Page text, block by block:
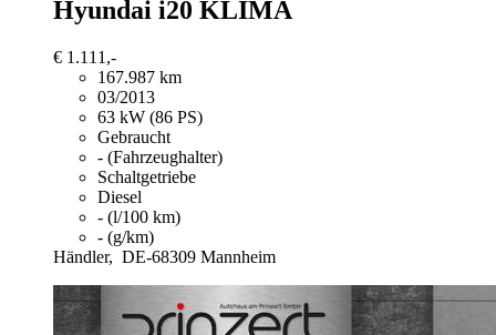
Hyundai i20 KLIMA
€ 1.111,-
167.987 km
03/2013
63 kW (86 PS)
Gebraucht
- (Fahrzeughalter)
Schaltgetriebe
Diesel
- (l/100 km)
- (g/km)
Händler, DE-68309 Mannheim